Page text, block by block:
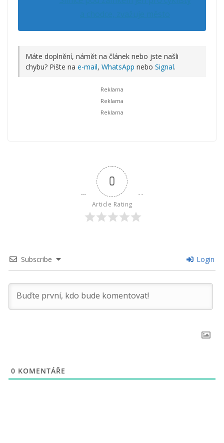
Máte doplnění, námět na článek nebo jste našli
chybu? Pište na e-mail, WhatsApp nebo Signal.
0
Article Rating
Subscribe Login
0 KOMENTÁŘE